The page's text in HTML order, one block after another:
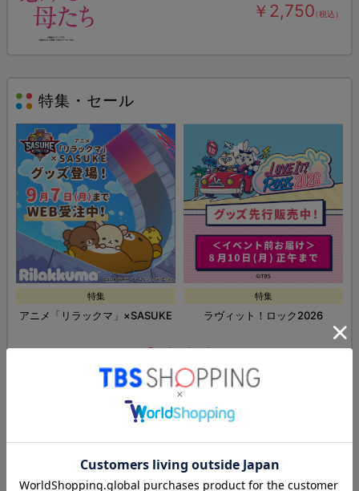
￥2,750（税込）
特集・セール
特集
アニメ「リラックマ」×SASUKE
特集
ラヴィット！ロック2026
特集・セール一覧ページへ
ドラマ・番組グッズ＆DVDページへ
ドラマ・番組一覧へ